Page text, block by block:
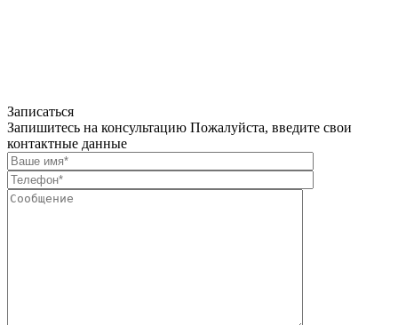
Записаться
Запишитесь на консультацию Пожалуйста, введите свои
контактные данные